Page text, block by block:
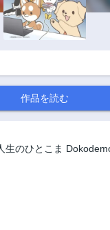
作品を読む
生のひとこま